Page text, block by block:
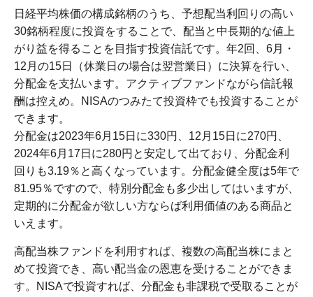
日経平均株価の構成銘柄のうち、予想配当利回りの高い
30銘柄程度に投資をすることで、配当と中長期的な値上
がり益を得ることを目指す投資信託です。年2回、6月・
12月の15日（休業日の場合は翌営業日）に決算を行い、
分配金を支払います。アクティブファンドながら信託報
酬は控えめ。NISAのつみたて投資枠でも投資することが
できます。
分配金は2023年6月15日に330円、12月15日に270円、
2024年6月17日に280円と安定して出ており、分配金利
回りも3.19％と高くなっています。分配金健全度は5年で
81.95％ですので、特別分配金も多少出してはいますが、
定期的に分配金が欲しい方ならば利用価値のある商品と
いえます。
高配当株ファンドを利用すれば、複数の高配当株にまと
めて投資でき、高い配当金の恩恵を受けることができま
す。NISAで投資すれば、分配金も非課税で受取ることが